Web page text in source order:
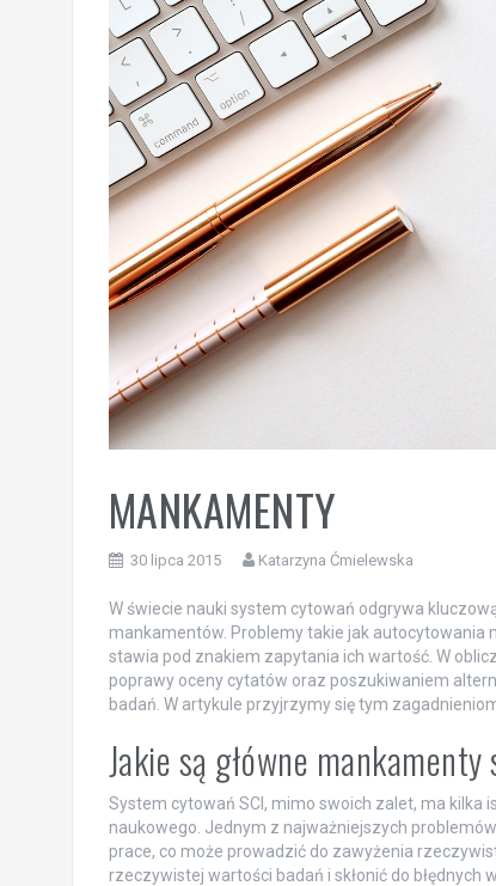
MANKAMENTY
30 lipca 2015 Katarzyna Ćmielewska
W świecie nauki system cytowań odgrywa
mankamentów. Problemy takie jak autocytowania
stawia pod znakiem zapytania ich wartość. W
poprawy oceny cytatów oraz poszukiwaniem
badań. W artykule przyjrzymy się tym
Jakie są główne
System cytowań SCI, mimo swoich zalet, ma kilka
naukowego. Jednym z najważniejszych
prace, co może prowadzić do zawyżenia
rzeczywistej wartości badań i skłonić do